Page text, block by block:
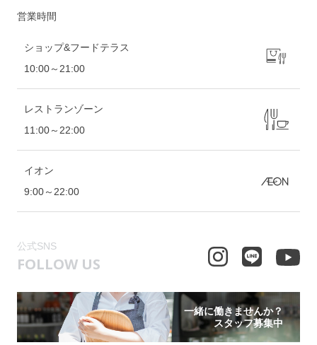
営業時間
ショップ&フードテラス
10:00～21:00
レストランゾーン
11:00～22:00
イオン
9:00～22:00
公式SNS
FOLLOW US
一緒に働きませんか？
スタッフ募集中